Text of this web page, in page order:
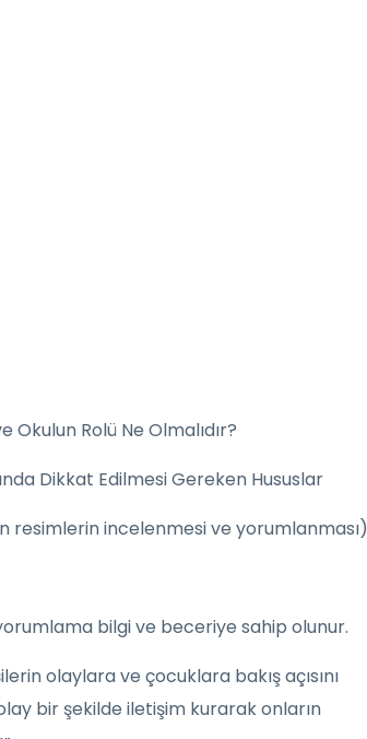
Okulun Rolü Ne Olmalıdır?
Dikkat Edilmesi Gereken Hususlar
resimlerin incelenmesi ve yorumlanması)
bilgi ve beceriye sahip olunur.
olaylara ve çocuklara bakış açısını
bir şekilde iletişim kurarak onların